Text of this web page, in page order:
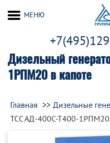
Дизельный
1РПМ20 в капоте
МЕНЮ
Главная
Дизельные
ТСС АД-400С-Т400-1РПМ20